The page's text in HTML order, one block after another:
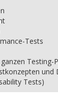
Tests
Testing-
und
Tests)